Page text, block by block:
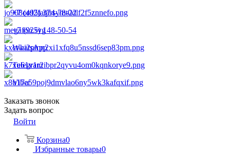
+7 (495) 374-78-22
+7 (925) 148-50-54
WhatsApp
Telegram
Viber
Заказать звонок
Задать вопрос
Войти
Корзина0
Избранные товары0